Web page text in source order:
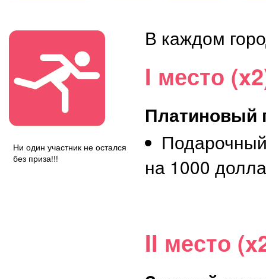
Ни один участник не остался
без приза!!!
В каждом
I место
Платиновый
на 1000
II место